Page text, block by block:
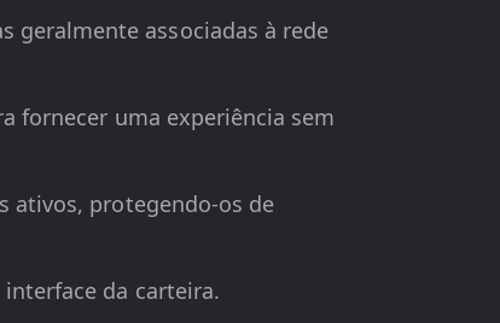
geralmente associadas à rede
fornecer uma experiência sem
ativos, protegendo-os de
da carteira.